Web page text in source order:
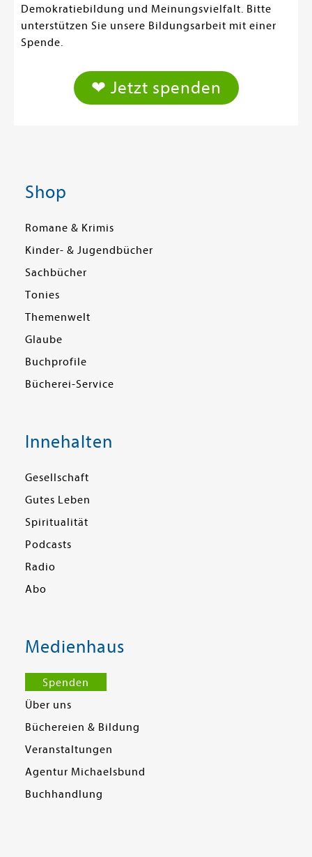
Demokratiebildung und Meinungsvielfalt. Bitte
unterstützen Sie unsere Bildungsarbeit mit einer
Spende.
❤ Jetzt spenden
Shop
Romane & Krimis
Kinder- & Jugendbücher
Sachbücher
Tonies
Themenwelt
Glaube
Buchprofile
Bücherei-Service
Innehalten
Gesellschaft
Gutes Leben
Spiritualität
Podcasts
Radio
Abo
Medienhaus
Spenden
Über uns
Büchereien & Bildung
Veranstaltungen
Agentur Michaelsbund
Buchhandlung